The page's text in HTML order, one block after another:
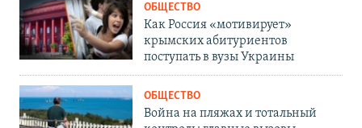
ОБЩЕСТВО
Как Россия «мотивирует»
крымских абитуриентов
поступать в вузы Украины
ОБЩЕСТВО
Война на пляжах и тотальный